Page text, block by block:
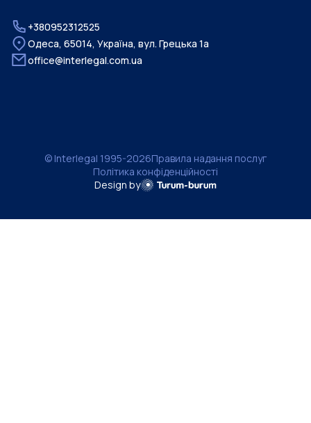
+380952312525
Одеса, 65014, Україна, вул. Грецька 1а
office@interlegal.com.ua
© Interlegal 1995-2026Правила надання послуг
Політика конфіденційності
Design by